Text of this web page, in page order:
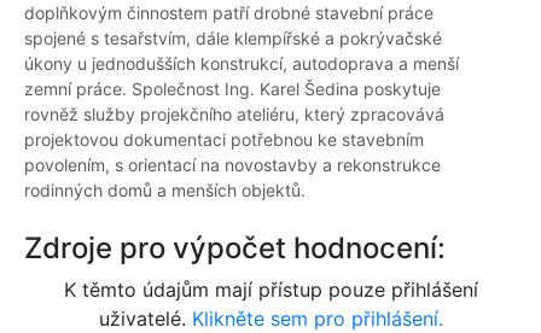
doplňkovým činnostem patří drobné stavební práce
spojené s tesařstvím, dále klempířské a pokrývačské
úkony u jednodušších konstrukcí, autodoprava a menší
zemní práce. Společnost Ing. Karel Šedina poskytuje
rovněž služby projekčního ateliéru, který zpracovává
projektovou dokumentaci potřebnou ke stavebním
povolením, s orientací na novostavby a rekonstrukce
rodinných domů a menších objektů.
Zdroje pro výpočet hodnocení:
K těmto údajům mají přístup pouze přihlášení
uživatelé. Klikněte sem pro přihlášení.